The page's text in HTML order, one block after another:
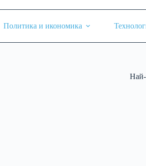
Политика и икономика
Най-